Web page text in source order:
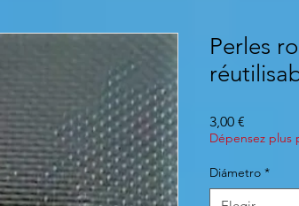
Perles
3,00 €
Dépensez plus
Diámetro *